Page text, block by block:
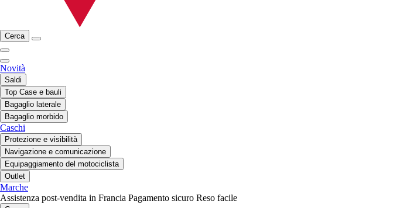
Cerca
Novità
Saldi
Top Case e bauli
Bagaglio laterale
Bagaglio morbido
Caschi
Protezione e visibilità
Navigazione e comunicazione
Equipaggiamento del motociclista
Outlet
Marche
Assistenza post-vendita in Francia Pagamento sicuro Reso facile